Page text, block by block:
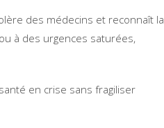
des médecins et reconnaît la
à des urgences saturées,
en crise sans fragiliser